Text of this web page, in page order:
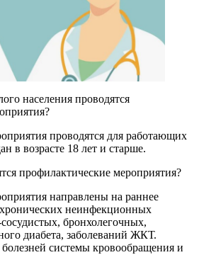
населения проводятся
проводятся для работающих
в возрасте 18 лет и старше.
профилактические мероприятия?
направлены на раннее
неинфекционных
бронхолегочных,
диабета, заболеваний ЖКТ.
системы кровообращения и